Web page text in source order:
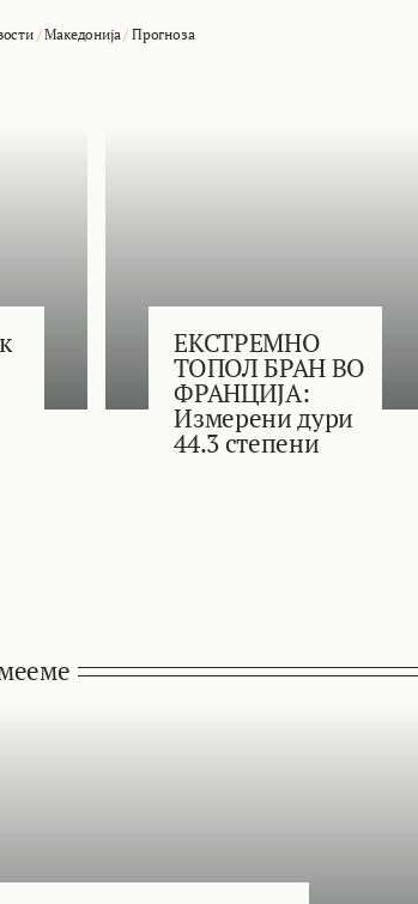
/Македонија /Прогноза
ЕКСТРЕМНО
ТОПОЛ БРАН ВО
ФРАНЦИЈА:
Измерени дури
44.3 степени